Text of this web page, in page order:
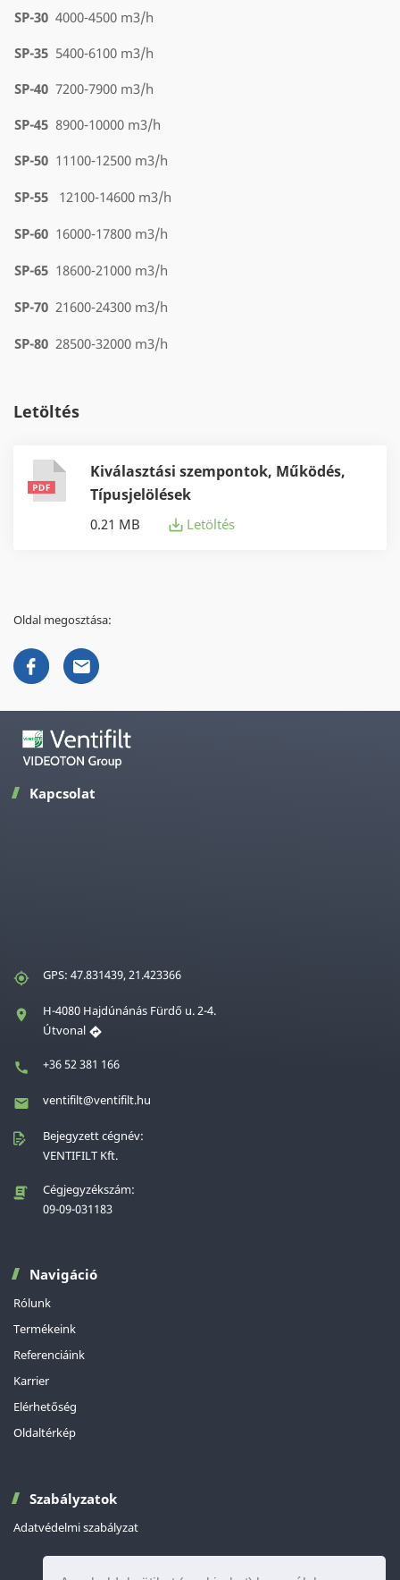
SP-30 4000-4500 m3/h
SP-35 5400-6100 m3/h
SP-40 7200-7900 m3/h
SP-45 8900-10000 m3/h
SP-50 11100-12500 m3/h
SP-55 12100-14600 m3/h
SP-60 16000-17800 m3/h
SP-65 18600-21000 m3/h
SP-70 21600-24300 m3/h
SP-80 28500-32000 m3/h
Letöltés
Kiválasztási szempontok, Működés,
Típusjelölések
0.21 MB Letöltés
Oldal megosztása:
Kapcsolat
GPS: 47.831439, 21.423366
H-4080 Hajdúnánás Fürdő u. 2-4.
Útvonal
+36 52 381 166
ventifilt@ventifilt.hu
Bejegyzett cégnév:
VENTIFILT Kft.
Cégjegyzékszám:
09-09-031183
Navigáció
Rólunk
Termékeink
Referenciáink
Karrier
Elérhetőség
Oldaltérkép
Szabályzatok
Adatvédelmi szabályzat